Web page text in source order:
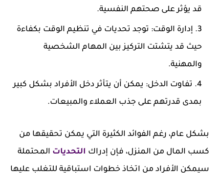
قد يؤثر على صحتهم النفسية.
إدارة الوقت: توجد تحديات في تنظيم الوقت بكفاءة
حيث قد يتشتت التركيز بين المهام الشخصية
والمهنية.
تفاوت الدخل: يمكن أن يتأثر دخل الأفراد بشكل كبير
بمدى قدرتهم على جذب العملاء والمبيعات.
بشكل عام، رغم الفوائد الكثيرة التي يمكن تحقيقها من
كسب المال من المنزل، فإن إدراك التحديات المحتملة
سيمكن الأفراد من اتخاذ خطوات استباقية للتغلب عليها